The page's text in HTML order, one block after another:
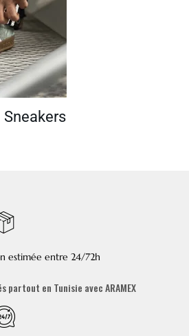
Sneakers
estimée entre 24/72h
partout en Tunisie avec ARAMEX